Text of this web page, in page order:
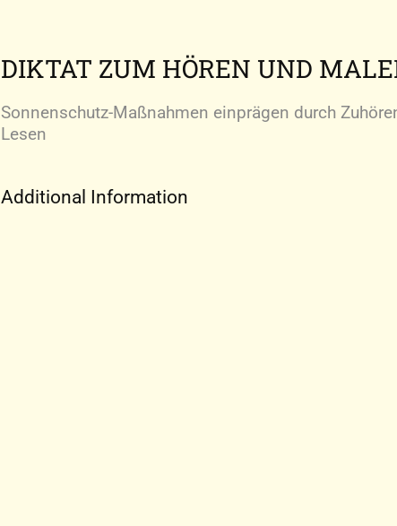
DIKTAT ZUM HÖREN UND
Sonnenschutz-Maßnahmen einprägen durch
Lesen
Additional Information